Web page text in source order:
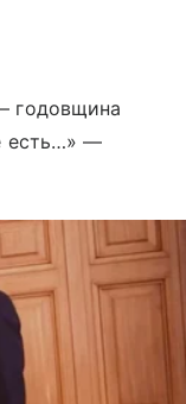
годовщина
есть…» —